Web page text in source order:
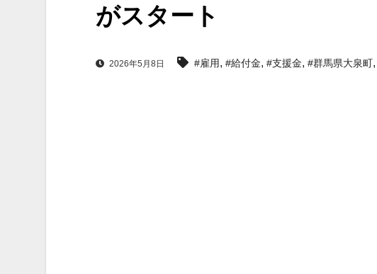
がスタート
2026年5月8日 #雇用, #給付金, #支援金, #群馬県大泉町,